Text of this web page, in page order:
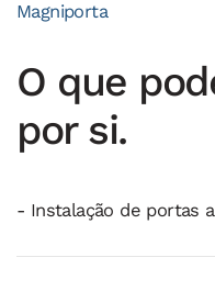
Magniporta
O que
por si.
- Instalação de portas